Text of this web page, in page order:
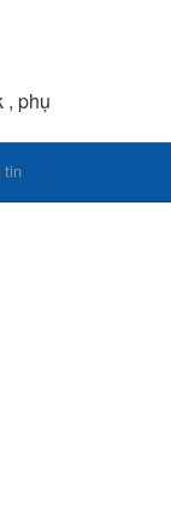
, phụ
tin